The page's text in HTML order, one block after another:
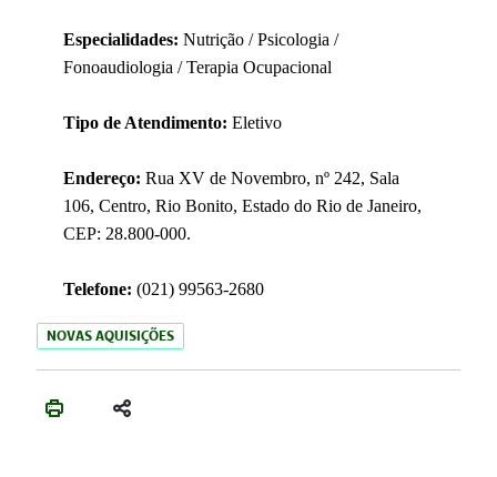
Especialidades: Nutrição / Psicologia /
Fonoaudiologia / Terapia Ocupacional
Tipo de Atendimento: Eletivo
Endereço: Rua XV de Novembro, nº 242, Sala
106, Centro, Rio Bonito, Estado do Rio de Janeiro,
CEP: 28.800-000.
Telefone: (021) 99563-2680
NOVAS AQUISIÇÕES